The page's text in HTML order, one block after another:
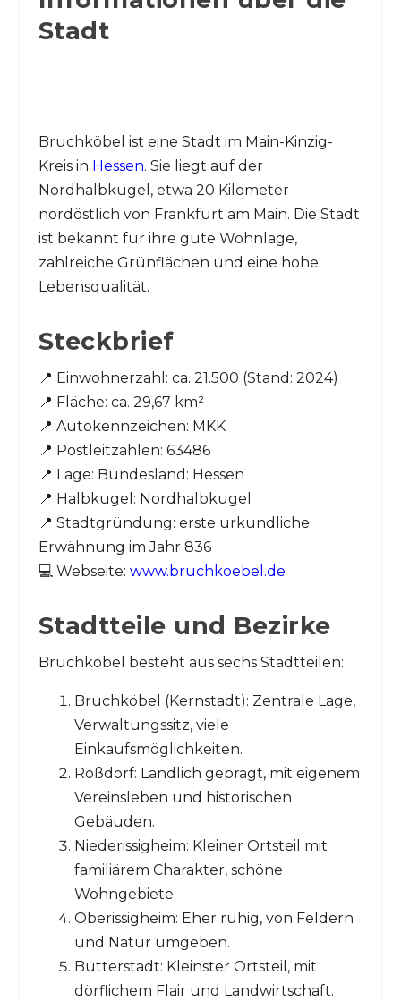
Stadt
Bruchköbel ist eine Stadt im Main-Kinzig-
Kreis in Hessen. Sie liegt auf der
Nordhalbkugel, etwa 20 Kilometer
nordöstlich von Frankfurt am Main. Die Stadt
ist bekannt für ihre gute Wohnlage,
zahlreiche Grünflächen und eine hohe
Lebensqualität.
Steckbrief
📍 Einwohnerzahl: ca. 21.500 (Stand: 2024)
📍 Fläche: ca. 29,67 km²
📍 Autokennzeichen: MKK
📍 Postleitzahlen: 63486
📍 Lage: Bundesland: Hessen
📍 Halbkugel: Nordhalbkugel
📍 Stadtgründung: erste urkundliche
Erwähnung im Jahr 836
💻 Webseite: www.bruchkoebel.de
Stadtteile und Bezirke
Bruchköbel besteht aus sechs Stadtteilen:
Bruchköbel (Kernstadt): Zentrale Lage,
Verwaltungssitz, viele
Einkaufsmöglichkeiten.
Roßdorf: Ländlich geprägt, mit eigenem
Vereinsleben und historischen
Gebäuden.
Niederissigheim: Kleiner Ortsteil mit
familiärem Charakter, schöne
Wohngebiete.
Oberissigheim: Eher ruhig, von Feldern
und Natur umgeben.
Butterstadt: Kleinster Ortsteil, mit
dörflichem Flair und Landwirtschaft.